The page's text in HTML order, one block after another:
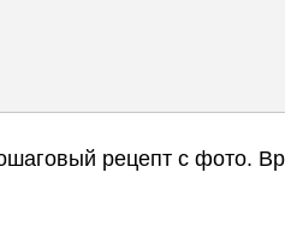
рецепт с фото.